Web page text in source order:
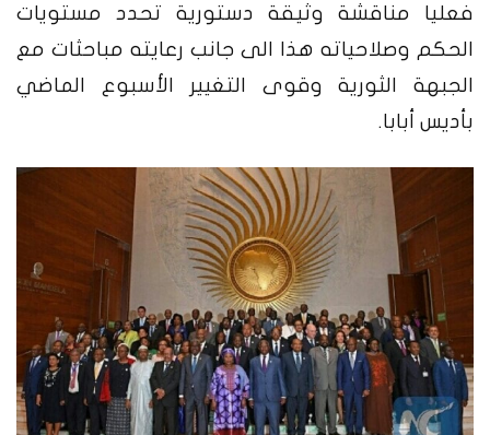
فعليا مناقشة وثيقة دستورية تحدد مستويات
الحكم وصلاحياته هذا الى جانب رعايته مباحثات مع
الجبهة الثورية وقوى التغيير الأسبوع الماضي
بأديس أبابا.